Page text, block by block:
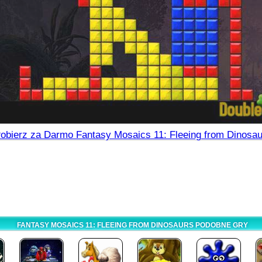
za Darmo Fantasy Mosaics 11: Fleeing from
FANTASY MOSAICS 11: FLEEING FROM DINOSAURS PODOBNE GRY